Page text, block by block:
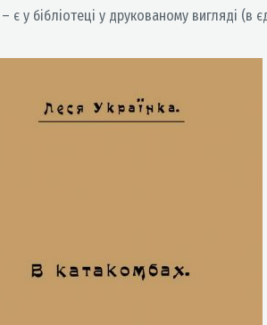
у бібліотеці у друкованому вигляді (в